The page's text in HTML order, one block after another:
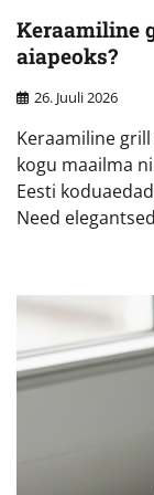
Keraamiline
aiapeoks?
26. Juuli 2026
Keraamiline
kogu maailma
Eesti
Need